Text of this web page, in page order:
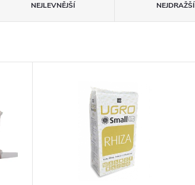
NEJLEVNĚJŠÍ NEJDRAŽŠÍ